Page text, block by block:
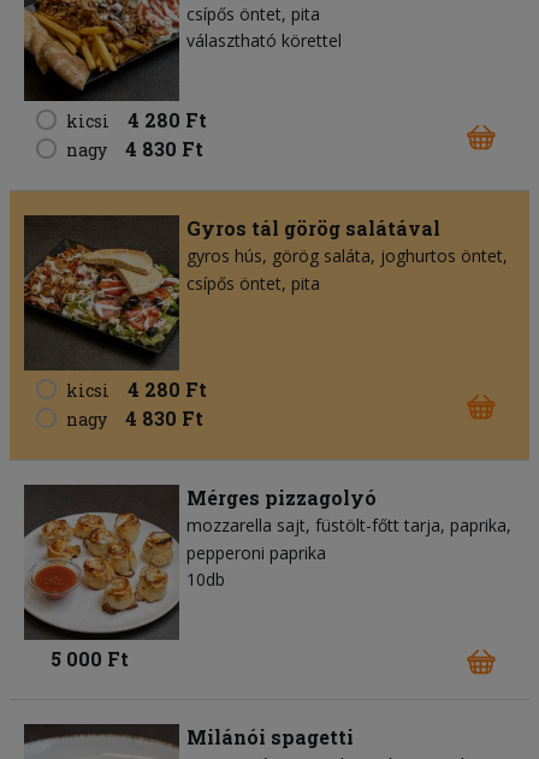
csípős öntet pita
választható körettel
kicsi 4 280 Ft
nagy 4 830 Ft
Gyros tál görög salátával
gyros hús görög saláta joghurtos öntet
csípős öntet pita
kicsi 4 280 Ft
nagy 4 830 Ft
Mérges pizzagolyó
mozzarella sajt füstölt-főtt tarja paprika
pepperoni paprika
10db
5 000 Ft
Milánói spagetti